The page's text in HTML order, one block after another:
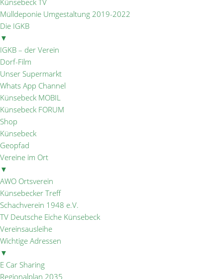
Künsebeck TV
Mülldeponie Umgestaltung 2019-2022
Die IGKB
▼
IGKB – der Verein
Dorf-Film
Unser Supermarkt
Whats App Channel
Künsebeck MOBIL
Künsebeck FORUM
Shop
Künsebeck
Geopfad
Vereine im Ort
▼
AWO Ortsverein
Künsebecker Treff
Schachverein 1948 e.V.
TV Deutsche Eiche Künsebeck
Vereinsausleihe
Wichtige Adressen
▼
E Car Sharing
Regionalplan 2035